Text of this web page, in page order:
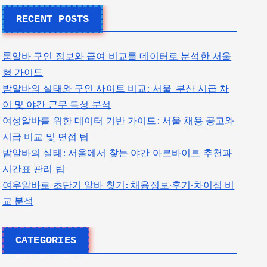
RECENT POSTS
룸알바 구인 정보와 급여 비교를 데이터로 분석한 서울
형 가이드
밤알바의 실태와 구인 사이트 비교: 서울-부산 시급 차
이 및 야간 근무 특성 분석
여성알바를 위한 데이터 기반 가이드: 서울 채용 공고와
시급 비교 및 면접 팁
밤알바의 실태: 서울에서 찾는 야간 아르바이트 추천과
시간표 관리 팁
여우알바로 초단기 알바 찾기: 채용정보·후기·차이점 비
교 분석
CATEGORIES